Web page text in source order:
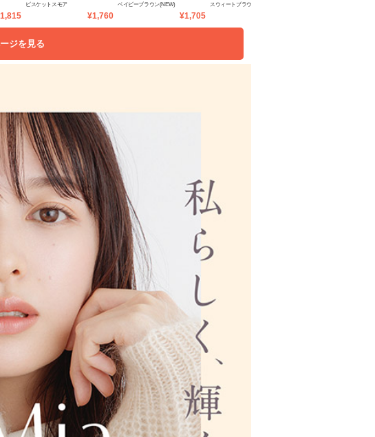
ビスケットスモア
¥1,760
ベイビーブラウン(NEW)
¥1,705
スウィートブラウン
ジを見る